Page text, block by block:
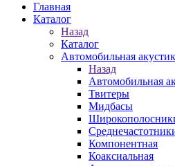
Главная
Каталог
Назад
Каталог
Автомобильная
Назад
Автомобильная
Твитеры
Мидбасы
Компонентная
Коаксиальная